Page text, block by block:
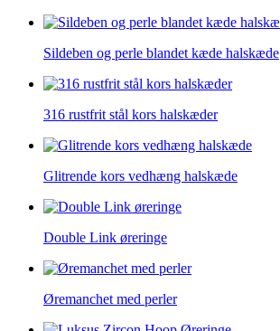
Sildeben og perle blandet kæde halskæde
316 rustfrit stål kors halskæder
Glitrende kors vedhæng halskæde
Double Link øreringe
Øremanchet med perler